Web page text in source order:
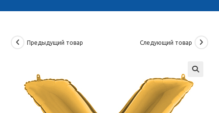
Предыдущий товар Следующий товар